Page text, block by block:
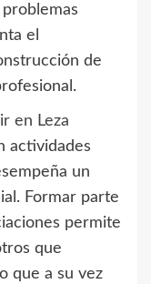
el
de
en Leza
actividades
un
Formar parte
permite
que
que a su vez